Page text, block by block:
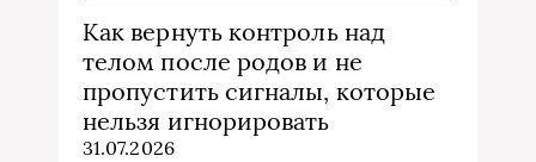
Как вернуть контроль над
телом после родов и не
пропустить сигналы, которые
нельзя игнорировать
31.07.2026